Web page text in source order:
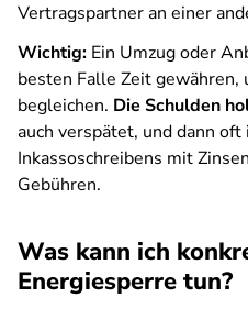
Vertragspartner an einer
Wichtig: Ein Umzug oder
besten Falle Zeit gewähren,
begleichen. Die Schulden
auch verspätet, und dann oft
Inkassoschreibens mit
Gebühren.
Was kann ich
Energiesperre tun?